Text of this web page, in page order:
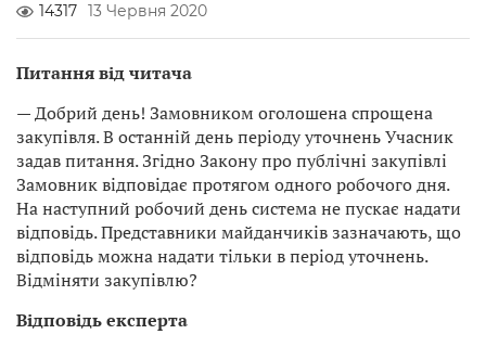
14317 13 Червня 2020
Питання від читача
— Добрий день! Замовником оголошена спрощена
закупівля. В останній день періоду уточнень Учасник
задав питання. Згідно Закону про публічні закупівлі
Замовник відповідає протягом одного робочого дня.
На наступний робочий день система не пускає надати
відповідь. Представники майданчиків зазначають, що
відповідь можна надати тільки в період уточнень.
Відміняти закупівлю?
Відповідь експерта